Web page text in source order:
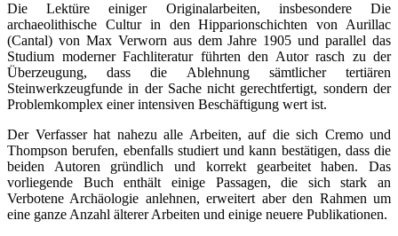
Die Lektüre einiger Originalarbeiten, insbesondere Die
archaeolithische Cultur in den Hipparionschichten von Aurillac
(Cantal) von Max Verworn aus dem Jahre 1905 und parallel das
Studium moderner Fachliteratur führten den Autor rasch zu der
Überzeugung, dass die Ablehnung sämtlicher tertiären
Steinwerkzeugfunde in der Sache nicht gerechtfertigt, sondern der
Problemkomplex einer intensiven Beschäftigung wert ist.
Der Verfasser hat nahezu alle Arbeiten, auf die sich Cremo und
Thompson berufen, ebenfalls studiert und kann bestätigen, dass die
beiden Autoren gründlich und korrekt gearbeitet haben. Das
vorliegende Buch enthält einige Passagen, die sich stark an
Verbotene Archäologie anlehnen, erweitert aber den Rahmen um
eine ganze Anzahl älterer Arbeiten und einige neuere Publikationen.